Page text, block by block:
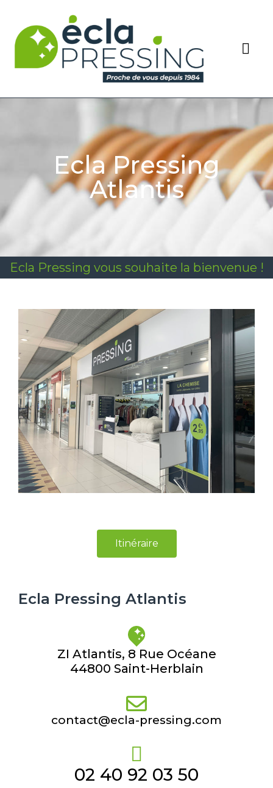
Ecla Pressing
Atlantis
Ec a Pressing vous sou haite a bienvenue !
Itinéraire
Ecla Pressing Atlantis
ZI Atlantis, 8 Rue Océane
44800 Saint-Herblain
contact@ecla-pressing.com
02 40 92 03 50